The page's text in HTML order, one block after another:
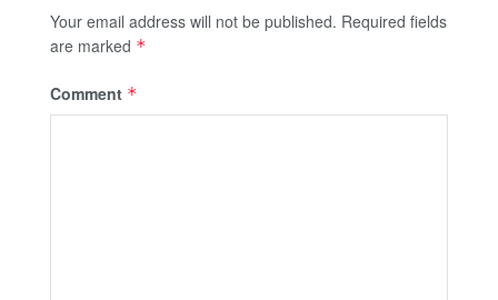
Your email address will not be published. Required fields
are marked *
Comment *